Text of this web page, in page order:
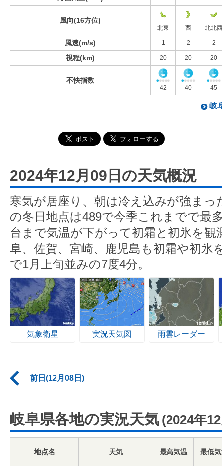
風向(16方位)
北東 西 北北西
風速(m/s) 1 2 2
視程(km) 20 20 20
不快指数
42 40 45
岐
2024年12月09日の天気概況
寒気が居座り、朝は冷え込みが強まっ
の冬日地点は489で今季これまでで最
台まで気温が下がって初霜と初氷を観
阜、佐賀、宮崎、鹿児島も初霜や初氷
で1月上旬並みの7度4分。
気象衛星 実況天気図 雨雲レーダー
前日(12月08日)
岐阜県各地の実況天気 (2024年
地点名 天気 最高気温 最低